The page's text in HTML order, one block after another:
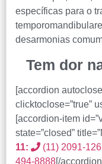
específicas para o
desarmonias
Tem dor
[accordion
clicktoclose=”true”
[accordion-item
state=”closed”
11:
(11) 2091-
494-8888[/
Antes de iniciar
avaliação clínica